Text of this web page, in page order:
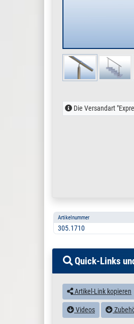
Die Versandart
Artikelnummer
305.1710
Quick-Links
Artikel-Link kopieren
Videos